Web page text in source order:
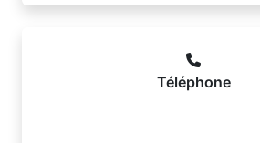
Téléphone